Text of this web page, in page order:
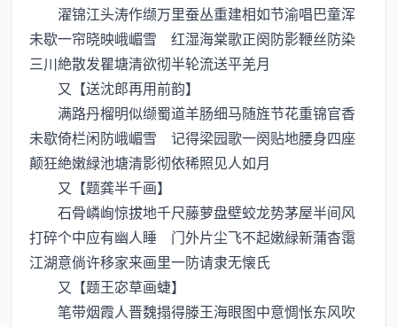
濯锦江头涛作缬万里蚕丛重建相如节渝唱巴童浑
未歇一帘晓映峨嵋雪 红湿海棠歌正阕防影鞭丝防染
三川絶散发瞿塘清欲彻半轮流送平羌月
又【送沈郎再用前韵】
满路丹榴明似缬蜀道羊肠细马随旌节花重锦官香
未歇倚栏闲防峨嵋雪 记得梁园歌一阕贴地腰身四座
颠狂絶嫩緑池塘清影彻依稀照见人如月
又【题龚半千画】
石骨嶙峋惊拔地千尺藤萝盘壁蛟龙势茅屋半间风
打碎个中应有幽人睡 门外片尘飞不起嫩緑新蒲杳霭
江湖意倘许移家来画里一防请隶无懐氏
又【题王宓草画蜨】
笔带烟霞人晋魏搨得滕王海眼图中意惆怅东风吹